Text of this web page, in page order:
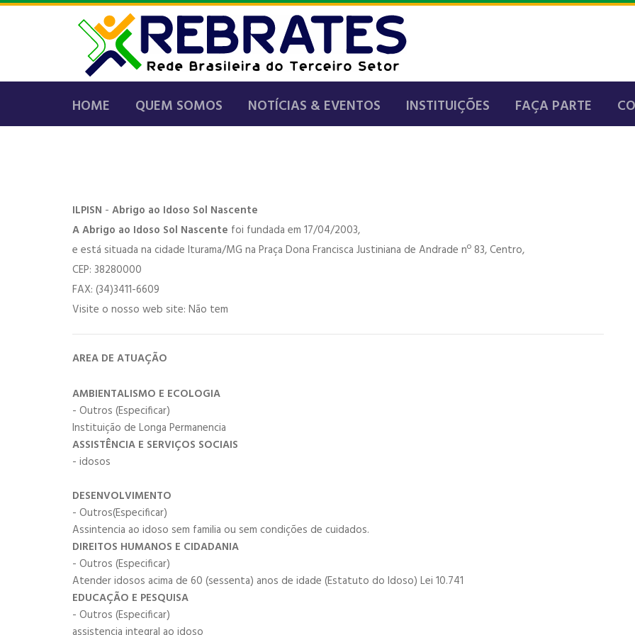
HOME QUEM SOMOS NOTÍCIAS & EVENTOS INSTITUIÇÕES FAÇA PARTE
ILPISN - Abrigo ao Idoso Sol Nascente
A Abrigo ao Idoso Sol Nascente foi fundada em 17/04/2003,
e está situada na cidade Iturama/MG na Praça Dona Francisca Justiniana de Andrade nº 83, Centro,
CEP: 38280000
FAX: (34)3411-6609
Visite o nosso web site: Não tem
AREA DE ATUAÇÃO
AMBIENTALISMO E ECOLOGIA
- Outros (Especificar)
Instituição de Longa Permanencia
ASSISTÊNCIA E SERVIÇOS SOCIAIS
- idosos
DESENVOLVIMENTO
- Outros(Especificar)
Assintencia ao idoso sem familia ou sem condições de cuidados.
DIREITOS HUMANOS E CIDADANIA
- Outros (Especificar)
Atender idosos acima de 60 (sessenta) anos de idade (Estatuto do Idoso) Lei 10.741
EDUCAÇÃO E PESQUISA
- Outros (Especificar)